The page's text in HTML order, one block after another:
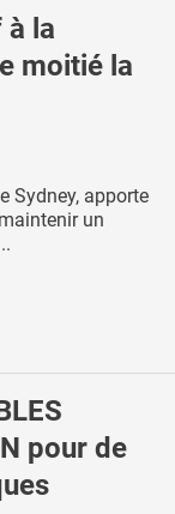
à la
moitié la
Sydney, apporte
un
pour de